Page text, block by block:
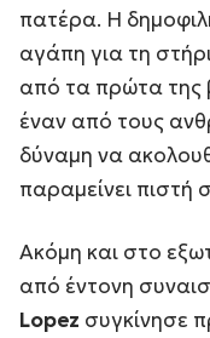
πατέρα. Η
αγάπη για τη
από τα πρώτα της
έναν από τους
δύναμη να
παραμείνει πιστή
Ακόμη και στο
από έντονη
Lopez συγκίνησε